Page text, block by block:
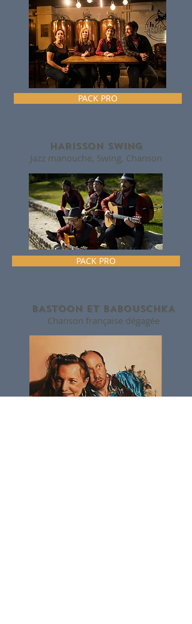
PACK PRO
HARISSON SWING
Jazz manouche, Swing, Chanson
PACK PRO
BASTOON ET BABOUSCHKA
Chanson française dégagée